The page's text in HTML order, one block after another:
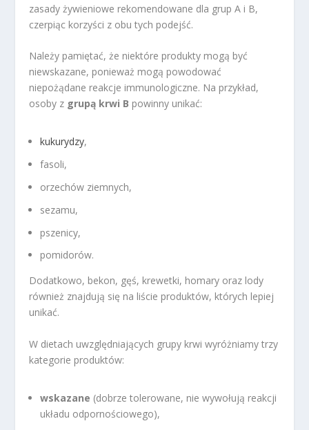
zasady żywieniowe rekomendowane dla grup A i B,
czerpiąc korzyści z obu tych podejść.
Należy pamiętać, że niektóre produkty mogą być
niewskazane, ponieważ mogą powodować
niepożądane reakcje immunologiczne. Na przykład,
osoby z grupą krwi B powinny unikać:
kukurydzy,
fasoli,
orzechów ziemnych,
sezamu,
pszenicy,
pomidorów.
Dodatkowo, bekon, gęś, krewetki, homary oraz lody
również znajdują się na liście produktów, których lepiej
unikać.
W dietach uwzględniających grupy krwi wyróżniamy trzy
kategorie produktów:
wskazane (dobrze tolerowane, nie wywołują reakcji
układu odpornościowego),